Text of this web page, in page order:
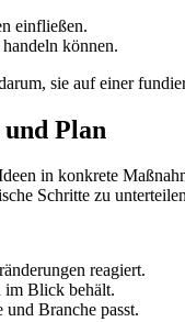
einfließen.
können.
sie auf einer
Plan
in konkrete
Schritte zu
reagiert.
im Blick behält.
Branche passt.